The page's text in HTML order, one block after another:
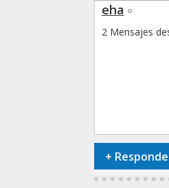
eha
2 Mensajes
+